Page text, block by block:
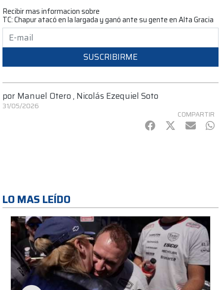
Recibir mas informacion sobre
TC: Chapur atacó en la largada y ganó ante su gente en Alta Gracia
SUSCRIBIRME
por Manuel Otero, Nicolás Ezequiel Soto
31/05/2026
COMPARTIR
Facebook
Twitter
mail
LO MAS LEÍDO